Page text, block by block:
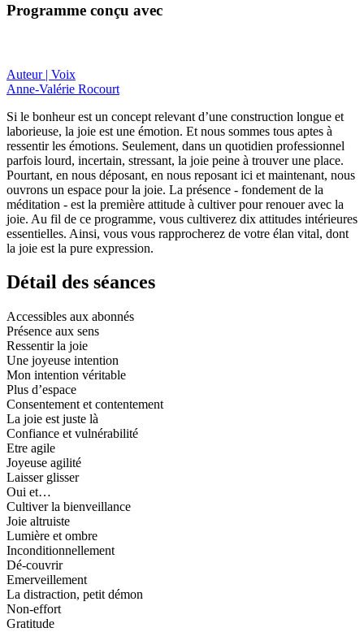
Programme conçu avec
Auteur | Voix
Anne-Valérie Rocourt
Si le bonheur est un concept relevant d’une construction longue et
laborieuse, la joie est une émotion. Et nous sommes tous aptes à
ressentir les émotions. Seulement, dans un quotidien professionnel
parfois lourd, incertain, stressant, la joie peine à trouver une place.
Pourtant, en nous déposant, en nous reposant ici et maintenant, nous
ouvrons un espace pour la joie. La présence - fondement de la
méditation - est la première attitude à cultiver pour renouer avec la
joie. Au fil de ce programme, vous cultiverez dix attitudes intérieures
essentielles. Ainsi, vous vous rapprocherez de votre élan vital, dont
la joie est la pure expression.
Détail des séances
Accessibles aux abonnés
Présence aux sens
Ressentir la joie
Une joyeuse intention
Mon intention véritable
Plus d’espace
Consentement et contentement
La joie est juste là
Confiance et vulnérabilité
Etre agile
Joyeuse agilité
Laisser glisser
Oui et…
Cultiver la bienveillance
Joie altruiste
Lumière et ombre
Inconditionnellement
Dé-couvrir
Emerveillement
La distraction, petit démon
Non-effort
Gratitude